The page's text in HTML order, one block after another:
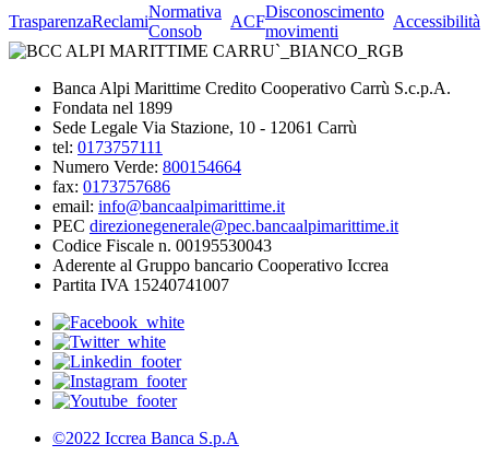
TrasparenzaReclami
Normativa
Consob
ACF
Disconoscimento
movimenti
Accessibilità
Banca Alpi Marittime Credito Cooperativo Carrù S.c.p.A.
Fondata nel 1899
Sede Legale Via Stazione, 10 - 12061 Carrù
tel: 0173757111
Numero Verde: 800154664
fax: 0173757686
email: info@bancaalpimarittime.it
PEC direzionegenerale@pec.bancaalpimarittime.it
Codice Fiscale n. 00195530043
Aderente al Gruppo bancario Cooperativo Iccrea
Partita IVA 15240741007
©2022 Iccrea Banca S.p.A